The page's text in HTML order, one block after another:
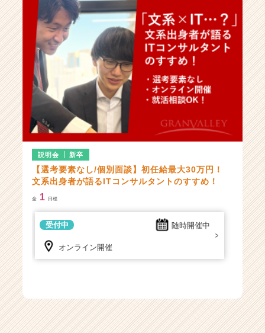
チ
ャ
ー・
成
企
業
か
ら
ス
ウ
が
届
活
ト
ャ
説明会 新卒
【選考要素なし/個別面談】初任給最大30万円！
文系出身者が語るITコンサルタントのすすめ！
全 1 日程
随時開催中
受付中
オンライン開催